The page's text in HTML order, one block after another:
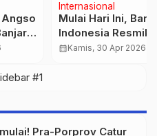
Internasional
Mulai Hari Ini, Bank
Indonesia Resmikan
QRIS di China,
Kamis, 30 Apr 2026
Pra-Porprov Catur